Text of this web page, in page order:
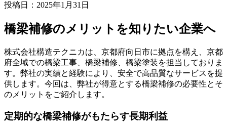
投稿日： 2025年1月31日
橋梁補修のメリットを知りたい企業へ
株式会社構造テクニカは、京都府向日市に拠点を構え、京都
府全域での橋梁工事、橋梁補修、橋梁塗装を担当しておりま
す。弊社の実績と経験により、安全で高品質なサービスを提
供します。今回は、弊社が得意とする橋梁補修の必要性とそ
のメリットをご紹介します。
定期的な橋梁補修がもたらす長期利益